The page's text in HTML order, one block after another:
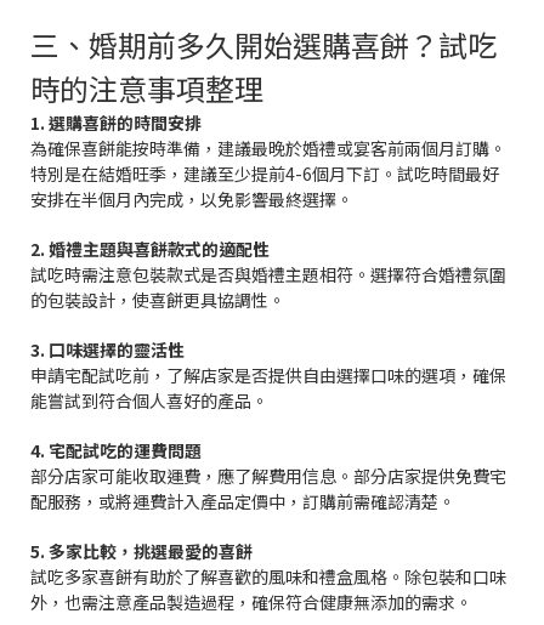
三、婚期前多久開始選購喜餅？試吃
時的注意事項整理
1. 選購喜餅的時間安排
為確保喜餅能按時準備，建議最晚於婚禮或宴客前兩個月訂購。
特別是在結婚旺季，建議至少提前4-6個月下訂。試吃時間最好
安排在半個月內完成，以免影響最終選擇。
2. 婚禮主題與喜餅款式的適配性
試吃時需注意包裝款式是否與婚禮主題相符。選擇符合婚禮氛圍
的包裝設計，使喜餅更具協調性。
3. 口味選擇的靈活性
申請宅配試吃前，了解店家是否提供自由選擇口味的選項，確保
能嘗試到符合個人喜好的產品。
4. 宅配試吃的運費問題
部分店家可能收取運費，應了解費用信息。部分店家提供免費宅
配服務，或將運費計入產品定價中，訂購前需確認清楚。
5. 多家比較，挑選最愛的喜餅
試吃多家喜餅有助於了解喜歡的風味和禮盒風格。除包裝和口味
外，也需注意產品製造過程，確保符合健康無添加的需求。